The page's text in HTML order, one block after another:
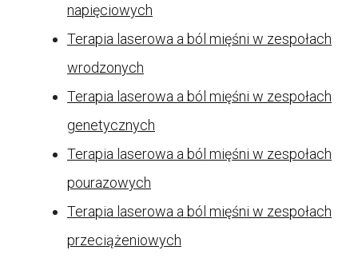
napięciowych
Terapia laserowa a ból mięśni w zespołach
wrodzonych
Terapia laserowa a ból mięśni w zespołach
genetycznych
Terapia laserowa a ból mięśni w zespołach
pourazowych
Terapia laserowa a ból mięśni w zespołach
przeciążeniowych